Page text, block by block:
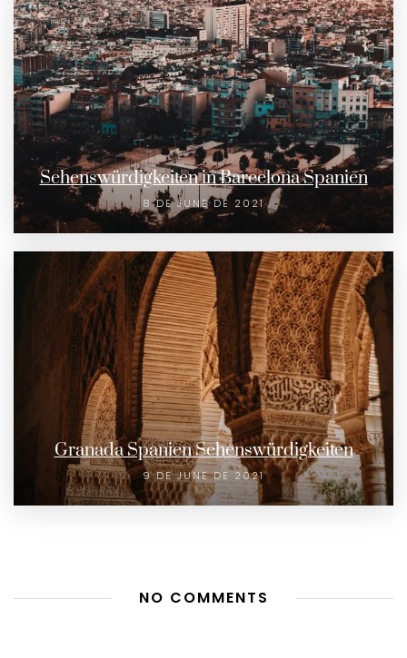
Sehenswürdigkeiten in Barcelona Spanien
8 DE JUNE DE 2021
Granada Spanien Sehenswürdigkeiten
9 DE JUNE DE 2021
NO COMMENTS